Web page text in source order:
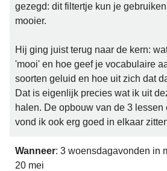
gezegd: dit filtertje kun je
mooier.
Hij ging juist terug naar de kern:
'mooi' en hoe geef je vocabulaire
soorten geluid en hoe uit zich dat
Dat is eigenlijk precies wat ik uit
halen. De opbouw van de 3 lessen
vond ik ook erg goed in elkaar
Wanneer: 3 woensdagavonden in
20 mei